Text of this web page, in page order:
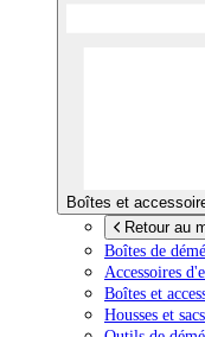
Boîtes et
Retour au
Boîtes de
Accessoires
Boîtes et
Housses et sacs